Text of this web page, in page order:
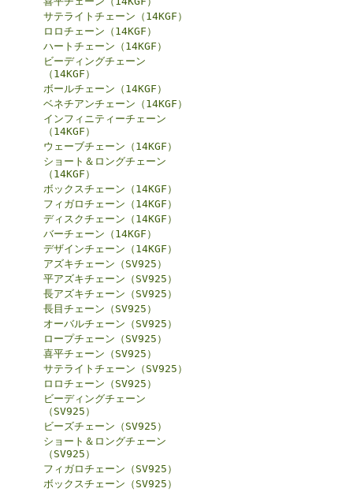
サテライトチェーン（14KGF）
ロロチェーン（14KGF）
ハートチェーン（14KGF）
ビーディングチェーン
（14KGF）
ボールチェーン（14KGF）
ベネチアンチェーン（14KGF）
インフィニティーチェーン
（14KGF）
ウェーブチェーン（14KGF）
ショート＆ロングチェーン
（14KGF）
ボックスチェーン（14KGF）
フィガロチェーン（14KGF）
ディスクチェーン（14KGF）
バーチェーン（14KGF）
デザインチェーン（14KGF）
アズキチェーン（SV925）
平アズキチェーン（SV925）
長アズキチェーン（SV925）
長目チェーン（SV925）
オーバルチェーン（SV925）
ロープチェーン（SV925）
喜平チェーン（SV925）
サテライトチェーン（SV925）
ロロチェーン（SV925）
ビーディングチェーン
（SV925）
ビーズチェーン（SV925）
ショート＆ロングチェーン
（SV925）
フィガロチェーン（SV925）
ボックスチェーン（SV925）